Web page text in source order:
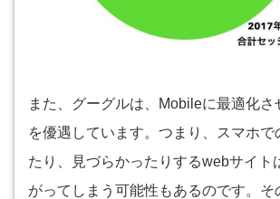
また、グーグルは、Mobileに最適化さ
を優遇しています。つまり、スマホで
たり、見づらかったりするwebサイト
がってしまう可能性もあるのです。そ